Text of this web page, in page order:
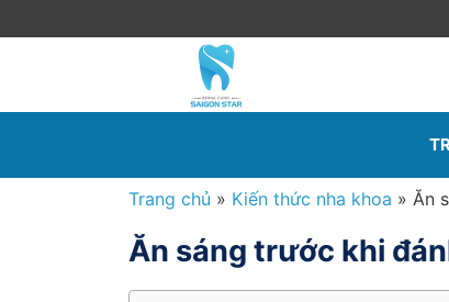
Trang chủ » Kiến thức nha khoa » Ăn
Ăn sáng trước khi